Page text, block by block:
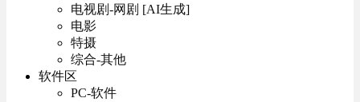
电视剧-网剧 [AI生成]
电影
特摄
综合-其他
软件区
PC-软件